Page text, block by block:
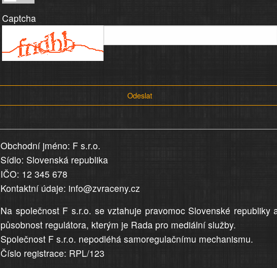
v
dobré
informace
v
uvedena,
jsou
přesná
a
úplná
Captcha
Odeslat
Obchodní jméno: F s.r.o.
Sídlo: Slovenská republika
IČO: 12 345 678
Kontaktní údaje: info@zvraceny.cz
Na společnost F s.r.o. se vztahuje pravomoc Slovenské republiky
působnost regulátora, kterým je Rada pro mediální služby.
Společnost F s.r.o. nepodléhá samoregulačnímu mechanismu.
Číslo registrace: RPL/123